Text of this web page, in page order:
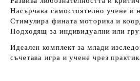
Насърчава самостоятелно учене и
Стимулира фината моторика и
Подходящ за индивидуални или
Идеален комплект за млади
съчетаваигра и учене чрез